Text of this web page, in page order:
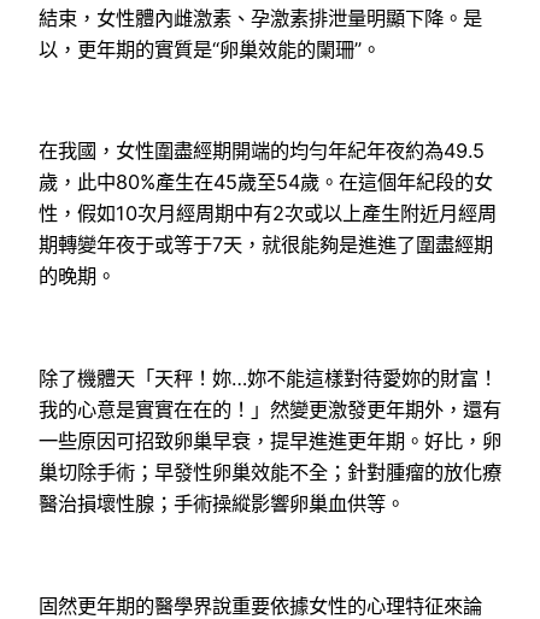
結束，女性體內雌激素、孕激素排泄量明顯下降。是
以，更年期的實質是“卵巢效能的闌珊”。
在我國，女性圍盡經期開端的均勻年紀年夜約為49.5
歲，此中80%產生在45歲至54歲。在這個年紀段的女
性，假如10次月經周期中有2次或以上產生附近月經周
期轉變年夜于或等于7天，就很能夠是進進了圍盡經期
的晚期。
除了機體天「天秤！妳…妳不能這樣對待愛妳的財富！
我的心意是實實在在的！」然變更激發更年期外，還有
一些原因可招致卵巢早衰，提早進進更年期。好比，卵
巢切除手術；早發性卵巢效能不全；針對腫瘤的放化療
醫治損壞性腺；手術操縱影響卵巢血供等。
固然更年期的醫學界說重要依據女性的心理特征來論